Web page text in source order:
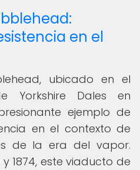
en el
ubicado en el
Yorkshire Dales en
ejemplo de
en el contexto de
de la era del vapor.
1874, este viaducto de